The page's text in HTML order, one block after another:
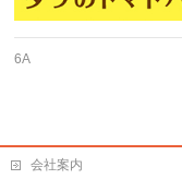
6A
会社案内